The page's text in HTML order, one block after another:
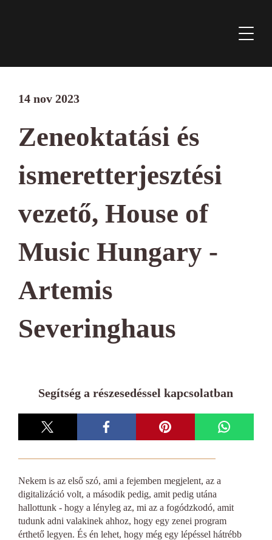
14 nov 2023
Zeneoktatási és
ismeretterjesztési
vezető, House of
Music Hungary -
Artemis
Severinghaus
Segítség a részesedéssel kapcsolatban
Nekem is az első szó, ami a fejemben megjelent, az a
digitalizáció volt, a második pedig, amit pedig utána
hallottunk - hogy a lényleg az, mi az a fogódzkodó, amit
tudunk adni valakinek ahhoz, hogy egy zenei program
érthető legyen. És én lehet, hogy még egy lépéssel hátrébb